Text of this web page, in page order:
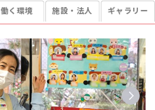
働く環境 施設・法人 ギャラリー